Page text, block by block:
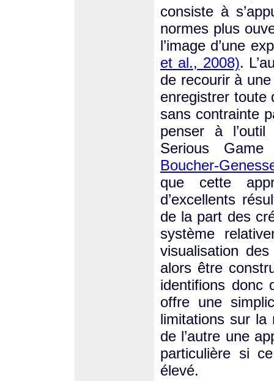
consiste à
normes plus
l’image d’une
et al., 2008).
de recourir à
enregistrer toute
sans contrainte
penser à
Serious
Boucher-
que cette
d’excellents
de la part des
système
visualisation
alors être
identifions donc
offre une
limitations sur la
de l’autre une
particulière si
élevé.